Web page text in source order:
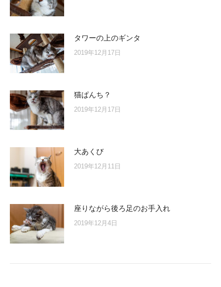
タワーの上のギンタ
2019年12月17日
猫ぱんち？
2019年12月17日
大あくび
2019年12月11日
座りながら後ろ足のお手入れ
2019年12月4日